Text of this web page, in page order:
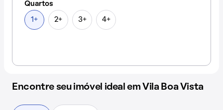
Quartos
1+ 2+ 3+ 4+
Encontre seu imóvel ideal em Vila Boa Vista